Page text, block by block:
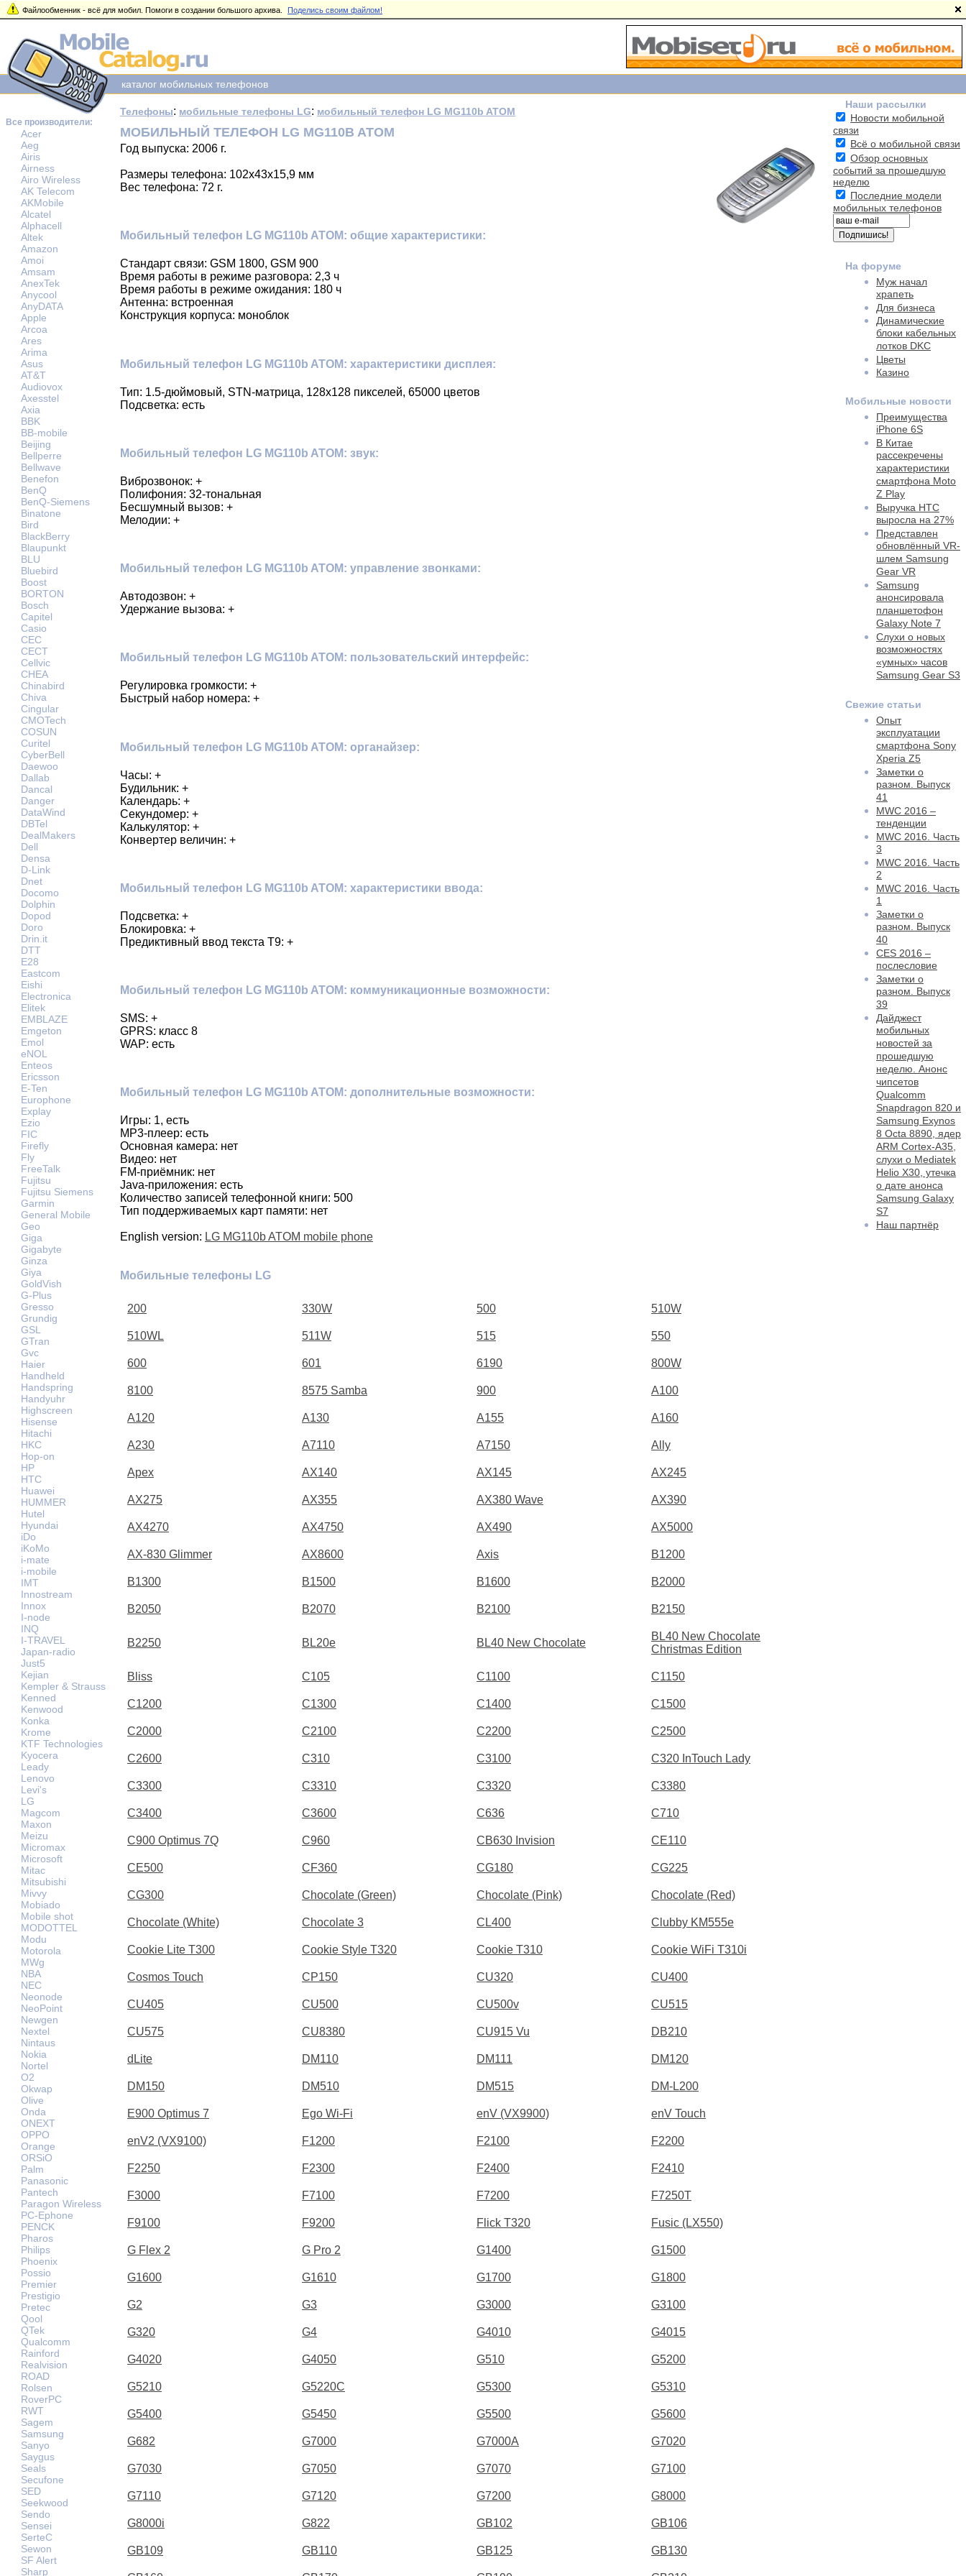
Файлообменник - всё для мобил. Помоги в создании большого архива. Поделись своим файлом!
Все производители:
Acer
Aeg
Airis
Airness
Airo Wireless
AK Telecom
AKMobile
Alcatel
Alphacell
Altek
Amazon
Amoi
Amsam
AnexTek
Anycool
AnyDATA
Apple
Arcoa
Ares
Arima
Asus
AT&T
Audiovox
Axesstel
Axia
BBK
BB-mobile
Beijing
Bellperre
Bellwave
Benefon
BenQ
BenQ-Siemens
Binatone
Bird
BlackBerry
Blaupunkt
BLU
Bluebird
Boost
BORTON
Bosch
Capitel
Casio
CEC
CECT
Cellvic
CHEA
Chinabird
Chiva
Cingular
CMOTech
COSUN
Curitel
CyberBell
Daewoo
Dallab
Dancal
Danger
DataWind
DBTel
DealMakers
Dell
Densa
D-Link
Dnet
Docomo
Dolphin
Dopod
Doro
Drin.it
DTT
E28
Eastcom
Eishi
Electronica
Elitek
EMBLAZE
Emgeton
Emol
eNOL
Enteos
Ericsson
E-Ten
Europhone
Explay
Ezio
FIC
Firefly
Fly
FreeTalk
Fujitsu
Fujitsu Siemens
Garmin
General Mobile
Geo
Giga
Gigabyte
Ginza
Giya
GoldVish
G-Plus
Gresso
Grundig
GSL
GTran
Gvc
Haier
Handheld
Handspring
Handyuhr
Highscreen
Hisense
Hitachi
HKC
Hop-on
HP
HTC
Huawei
HUMMER
Hutel
Hyundai
iDo
iKoMo
i-mate
i-mobile
IMT
Innostream
Innox
I-node
INQ
I-TRAVEL
Japan-radio
Just5
Kejian
Kempler & Strauss
Kenned
Kenwood
Konka
Krome
KTF Technologies
Kyocera
Leady
Lenovo
Levi's
LG
Magcom
Maxon
Meizu
Micromax
Microsoft
Mitac
Mitsubishi
Mivvy
Mobiado
Mobile shot
MODOTTEL
Modu
Motorola
MWg
NBA
NEC
Neonode
NeoPoint
Newgen
Nextel
Nintaus
Nokia
Nortel
O2
Okwap
Olive
Onda
ONEXT
OPPO
Orange
ORSiO
Palm
Panasonic
Pantech
Paragon Wireless
PC-Ephone
PENCK
Pharos
Philips
Phoenix
Possio
Premier
Prestigio
Pretec
Qool
QTek
Qualcomm
Rainford
Realvision
ROAD
Rolsen
RoverPC
RWT
Sagem
Samsung
Sanyo
Saygus
Seals
Secufone
SED
Seekwood
Sendo
Sensei
SerteC
Sewon
SF Alert
Sharp
каталог мобильных телефонов
Телефоны: мобильные телефоны LG: мобильный телефон LG MG110b ATOM
МОБИЛЬНЫЙ ТЕЛЕФОН LG MG110B ATOM
Год выпуска: 2006 г.
Размеры телефона: 102x43x15,9 мм
Вес телефона: 72 г.
Мобильный телефон LG MG110b ATOM: общие характеристики:
Стандарт связи: GSM 1800, GSM 900
Время работы в режиме разговора: 2,3 ч
Время работы в режиме ожидания: 180 ч
Антенна: встроенная
Конструкция корпуса: моноблок
Мобильный телефон LG MG110b ATOM: характеристики дисплея:
Тип: 1.5-дюймовый, STN-матрица, 128х128 пикселей, 65000 цветов
Подсветка: есть
Мобильный телефон LG MG110b ATOM: звук:
Виброзвонок: +
Полифония: 32-тональная
Бесшумный вызов: +
Мелодии: +
Мобильный телефон LG MG110b ATOM: управление звонками:
Автодозвон: +
Удержание вызова: +
Мобильный телефон LG MG110b ATOM: пользовательский интерфейс:
Регулировка громкости: +
Быстрый набор номера: +
Мобильный телефон LG MG110b ATOM: органайзер:
Часы: +
Будильник: +
Календарь: +
Секундомер: +
Калькулятор: +
Конвертер величин: +
Мобильный телефон LG MG110b ATOM: характеристики ввода:
Подсветка: +
Блокировка: +
Предиктивный ввод текста Т9: +
Мобильный телефон LG MG110b ATOM: коммуникационные возможности:
SMS: +
GPRS: класс 8
WAP: есть
Мобильный телефон LG MG110b ATOM: дополнительные возможности:
Игры: 1, есть
MP3-плеер: есть
Основная камера: нет
Видео: нет
FM-приёмник: нет
Java-приложения: есть
Количество записей телефонной книги: 500
Тип поддерживаемых карт памяти: нет
English version: LG MG110b ATOM mobile phone
Мобильные телефоны LG
200 330W 500 510W
510WL 511W 515 550
600 601 6190 800W
8100 8575 Samba 900 A100
A120 A130 A155 A160
A230 A7110 A7150 Ally
Apex AX140 AX145 AX245
AX275 AX355 AX380 Wave AX390
AX4270 AX4750 AX490 AX5000
AX-830 Glimmer AX8600 Axis B1200
B1300 B1500 B1600 B2000
B2050 B2070 B2100 B2150
B2250 BL20e BL40 New Chocolate
BL40 New Chocolate
Christmas Edition
Bliss C105 C1100 C1150
C1200 C1300 C1400 C1500
C2000 C2100 C2200 C2500
C2600 C310 C3100 C320 InTouch Lady
C3300 C3310 C3320 C3380
C3400 C3600 C636 C710
C900 Optimus 7Q C960 CB630 Invision CE110
CE500 CF360 CG180 CG225
CG300 Chocolate (Green) Chocolate (Pink) Chocolate (Red)
Chocolate (White) Chocolate 3 CL400 Clubby KM555e
Cookie Lite T300 Cookie Style T320 Cookie T310 Cookie WiFi T310i
Cosmos Touch CP150 CU320 CU400
CU405 CU500 CU500v CU515
CU575 CU8380 CU915 Vu DB210
dLite DM110 DM111 DM120
DM150 DM510 DM515 DM-L200
E900 Optimus 7 Ego Wi-Fi enV (VX9900) enV Touch
enV2 (VX9100) F1200 F2100 F2200
F2250 F2300 F2400 F2410
F3000 F7100 F7200 F7250T
F9100 F9200 Flick T320 Fusic (LX550)
G Flex 2 G Pro 2 G1400 G1500
G1600 G1610 G1700 G1800
G2 G3 G3000 G3100
G320 G4 G4010 G4015
G4020 G4050 G510 G5200
G5210 G5220C G5300 G5310
G5400 G5450 G5500 G5600
G682 G7000 G7000A G7020
G7030 G7050 G7070 G7100
G7110 G7120 G7200 G8000
G8000i G822 GB102 GB106
GB109 GB110 GB125 GB130
Наши рассылки
Новости мобильной
связи
Всё о мобильной связи
Обзор основных
событий за прошедшую
неделю
Последние модели
мобильных телефонов
На форуме
Муж начал
храпеть
Для бизнеса
Динамические
блоки кабельных
лотков DKC
Цветы
Казино
Мобильные новости
Преимущества
iPhone 6S
В Китае
рассекречены
характеристики
смартфона Moto
Z Play
Выручка HTC
выросла на 27%
Представлен
обновлённый VR-
шлем Samsung
Gear VR
Samsung
анонсировала
планшетофон
Galaxy Note 7
Слухи о новых
возможностях
«умных» часов
Samsung Gear S3
Свежие статьи
Опыт
эксплуатации
смартфона Sony
Xperia Z5
Заметки о
разном. Выпуск
41
MWC 2016 –
тенденции
MWC 2016. Часть
3
MWC 2016. Часть
2
MWC 2016. Часть
1
Заметки о
разном. Выпуск
40
CES 2016 –
послесловие
Заметки о
разном. Выпуск
39
Дайджест
мобильных
новостей за
прошедшую
неделю. Анонс
чипсетов
Qualcomm
Snapdragon 820 и
Samsung Exynos
8 Octa 8890, ядер
ARM Cortex-A35,
слухи о Mediatek
Helio X30, утечка
о дате анонса
Samsung Galaxy
S7
Наш партнёр